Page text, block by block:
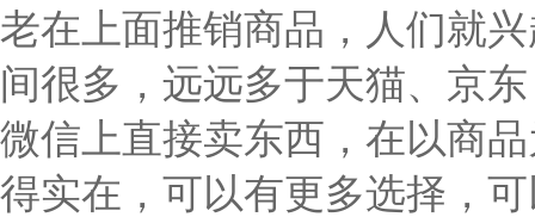
老在上面推销商品，人们就
间很多，远远多于天猫、京
微信上直接卖东西，在以商
得实在，可以有更多选择，